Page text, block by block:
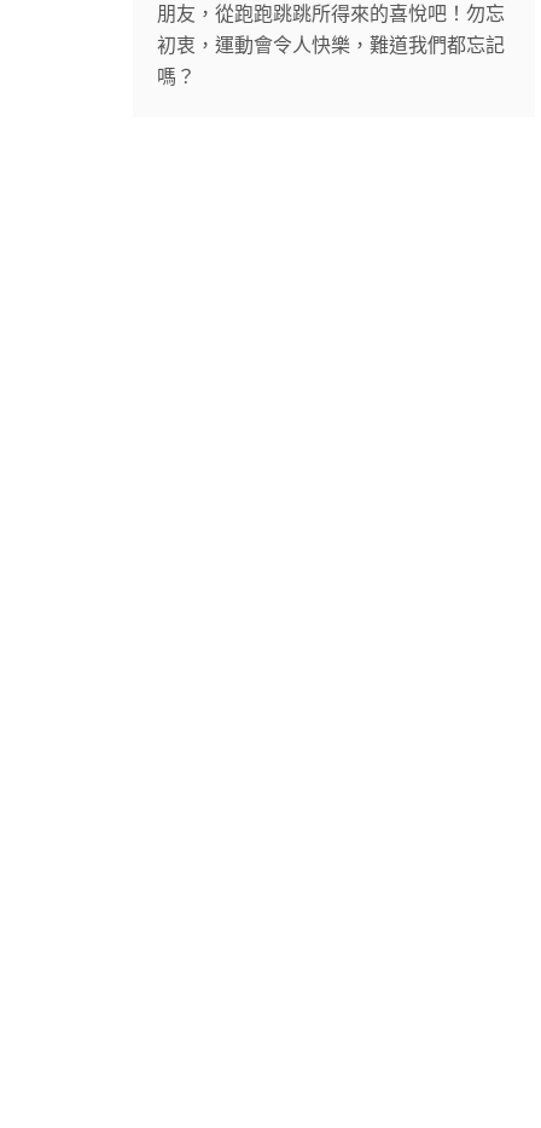
朋友，從跑跑跳跳所得來的喜悅吧！勿忘
初衷，運動會令人快樂，難道我們都忘記
嗎？